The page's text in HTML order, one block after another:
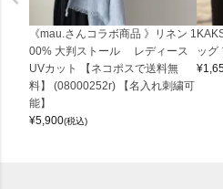
《mau.さんコラボ商品 》リネン 1
00% 大判ストール レディース
UVカット 【ネコポスで送料無
料】 (08000252r) 【名入れ刺繍可
能】
¥5,900(税込)
ッグ
¥